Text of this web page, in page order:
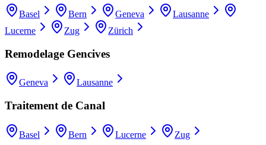
Basel Bern Geneva
Lausanne
Lucerne
Zug Zürich
Remodelage Gencives
Geneva Lausanne
Traitement de Canal
Basel Bern Lucerne Zug